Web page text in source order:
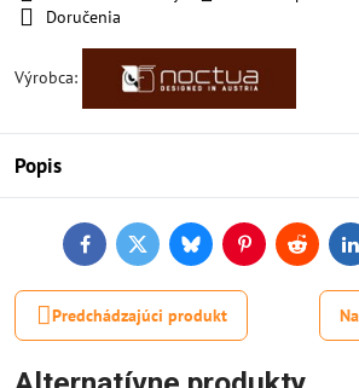
Doručenia
Výrobca:
Popis
FacebookTwitterBlueskyPinterestReddit
Predchádzajúci produkt